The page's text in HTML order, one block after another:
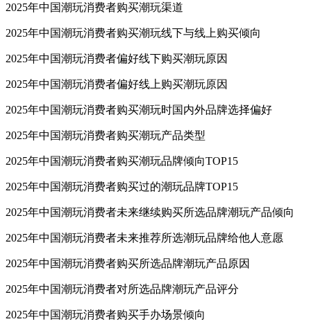
2025年中国潮玩消费者购买潮玩渠道
2025年中国潮玩消费者购买潮玩线下与线上购买倾向
2025年中国潮玩消费者偏好线下购买潮玩原因
2025年中国潮玩消费者偏好线上购买潮玩原因
2025年中国潮玩消费者购买潮玩时国内外品牌选择偏好
2025年中国潮玩消费者购买潮玩产品类型
2025年中国潮玩消费者购买潮玩品牌倾向TOP15
2025年中国潮玩消费者购买过的潮玩品牌TOP15
2025年中国潮玩消费者未来继续购买所选品牌潮玩产品倾向
2025年中国潮玩消费者未来推荐所选潮玩品牌给他人意愿
2025年中国潮玩消费者购买所选品牌潮玩产品原因
2025年中国潮玩消费者对所选品牌潮玩产品评分
2025年中国潮玩消费者购买手办场景倾向